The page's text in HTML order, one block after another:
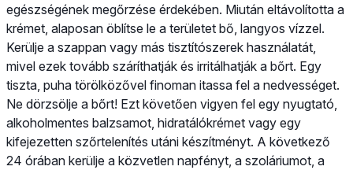
egészségének megőrzése érdekében. Miután eltávolította a
krémet, alaposan öblítse le a területet bő, langyos vízzel.
Kerülje a szappan vagy más tisztítószerek használatát,
mivel ezek tovább száríthatják és irritálhatják a bőrt. Egy
tiszta, puha törölközővel finoman itassa fel a nedvességet.
Ne dörzsölje a bőrt! Ezt követően vigyen fel egy nyugtató,
alkoholmentes balzsamot, hidratálókrémet vagy egy
kifejezetten szőrtelenítés utáni készítményt. A következő
24 órában kerülje a közvetlen napfényt, a szoláriumot, a